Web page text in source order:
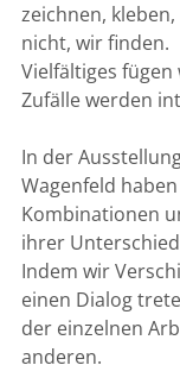
zeichnen,
nicht, wir finden.
Vielfältiges
Zufälle werden
In der
Wagenfeld
Kombinationen
ihrer
Indem wir
einen Dialog
der einzelnen
anderen.